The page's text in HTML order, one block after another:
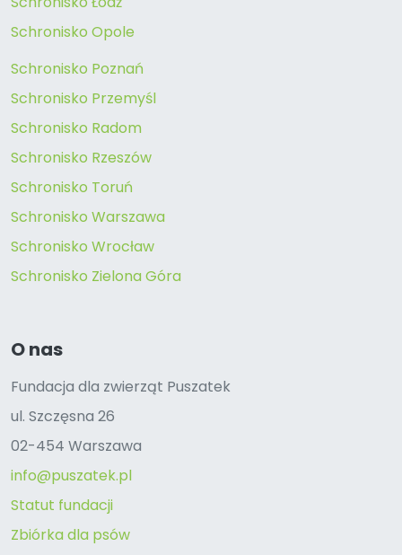
Schronisko Opole
Schronisko Poznań
Schronisko Przemyśl
Schronisko Radom
Schronisko Rzeszów
Schronisko Toruń
Schronisko Warszawa
Schronisko Wrocław
Schronisko Zielona Góra
O nas
Fundacja dla zwierząt Puszatek
ul. Szczęsna 26
02-454 Warszawa
info@puszatek.pl
Statut fundacji
Zbiórka dla psów